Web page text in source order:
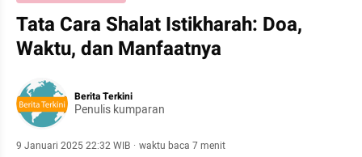
Tata Cara Shalat Istikharah: Doa,
Waktu, dan Manfaatnya
Berita Terkini
Penulis kumparan
9 Januari 2025 22:32 WIB · waktu baca 7 menit